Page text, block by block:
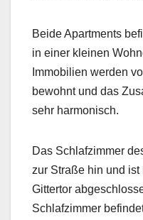
Beide Apartments
in einer kleinen
Immobilien werden
bewohnt und das
sehr harmonisch.
Das Schlafzimmer
zur Straße hin und
Gittertor
Schlafzimmer